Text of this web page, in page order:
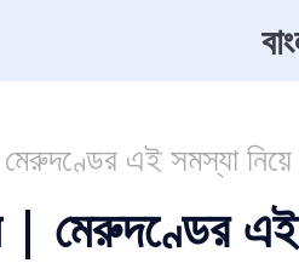
এই সমস্যা
মেরুদণ্ডের এই